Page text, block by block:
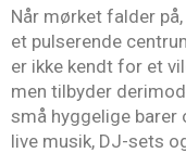
Når mørket falder
et pulserende
er ikke kendt for et
men tilbyder
små hyggelige barer
live musik, DJ-sets